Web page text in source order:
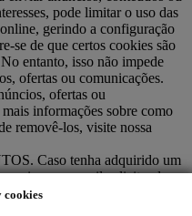
cookies
pode limitar o uso das
gerindo a configuração
se de que certos cookies são
entanto, isso não impede
ofertas ou comunicações.
ofertas ou
informações sobre como
removê-los, visite nossa
Caso tenha adquirido um
enviar um e-mail solicitando a
interessados ​​nas análises